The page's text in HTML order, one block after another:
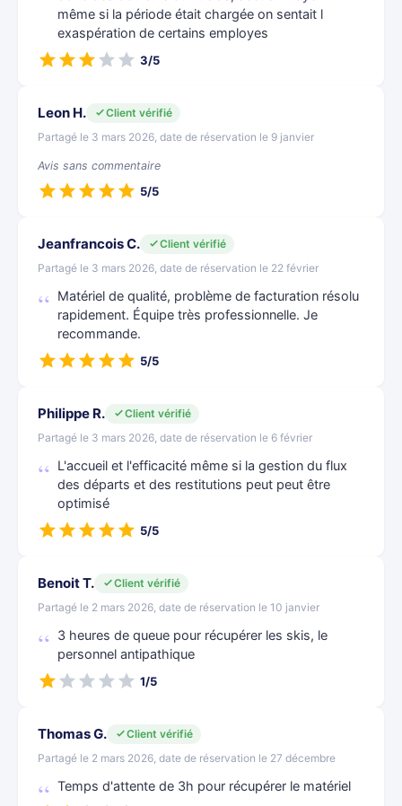
même si la période était chargée on sentait l
exaspération de certains employes
3/5
Leon H.
Client vérifié
Partagé le 3 mars 2026, date de réservation le 9 janvier
Avis sans commentaire
5/5
Jeanfrancois C.
Client vérifié
Partagé le 3 mars 2026, date de réservation le 22 février
Matériel de qualité, problème de facturation résolu
rapidement. Équipe très professionnelle. Je
recommande.
5/5
Philippe R.
Client vérifié
Partagé le 3 mars 2026, date de réservation le 6 février
L'accueil et l'efficacité même si la gestion du flux
des départs et des restitutions peut peut être
optimisé
5/5
Benoit T.
Client vérifié
Partagé le 2 mars 2026, date de réservation le 10 janvier
3 heures de queue pour récupérer les skis, le
personnel antipathique
1/5
Thomas G.
Client vérifié
Partagé le 2 mars 2026, date de réservation le 27 décembre
Temps d'attente de 3h pour récupérer le matériel